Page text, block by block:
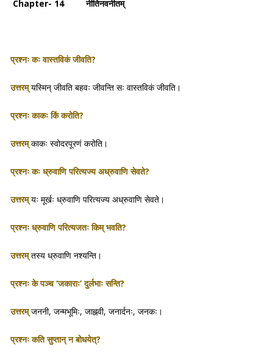
Chapter- 14 नीतिनवनीतम्
प्रश्नः कः वास्तविकं जीवति?
उत्तरम्यस्मिन् जीवति बहवः जीवन्ति सः वास्तविकं जीवति।
प्रश्नः काकः किं करोति?
उत्तरम्काकः स्वोदरपूरणं करोति।
प्रश्नः कः ध्रुवाणि परित्यज्य अध्रुवाणि सेवते?
उत्तरम्यः मूर्खः ध्रुवाणि परित्यज्य अध्रुवाणि सेवते।
प्रश्नः ध्रुवाणि परित्यजतः किम् भवति?
उत्तरम्तस्य ध्रुवाणि नश्यन्ति।
प्रश्नः के पञ्च ‘जकाराः’ दुर्लभाः सन्ति?
उत्तरम्जननी, जन्मभूमिः, जाह्नवी, जनार्दनः, जनकः।
प्रश्नः कति सुप्तान् न बोधयेत्?